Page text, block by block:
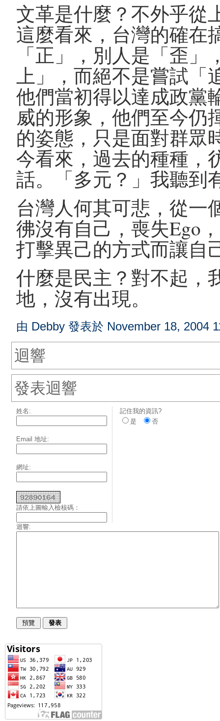
文革是什麼？不外乎從
這麼看來，台灣的確在
「正」，別人是「歪
上」，而絕不是嘗試「
他們當初得以達成政黨
威的形象，他們至今仍
的姿態，只是面對群眾
今看來，過去的種種，
話。「多元？」我聽到
台灣人何其可悲，從一
彿沒有自己，喪失Ego
打擊異己的方式而讓自
什麼是民主？對不起，
地，沒有出現。
由 Debby 發表於 November 18, 2004
迴響
發表迴響
姓名:
Email 地址:
網址:
請依上圖輸入檢核碼：
記住我的資訊?
是
否
迴響: